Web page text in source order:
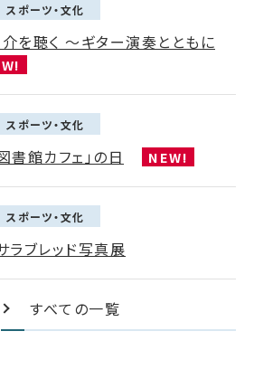
スポーツ・文化
を聴く ～ギター演奏とともに
スポーツ・文化
館カフェ」の日 NEW!
スポーツ・文化
ラブレッド写真展
すべての一覧